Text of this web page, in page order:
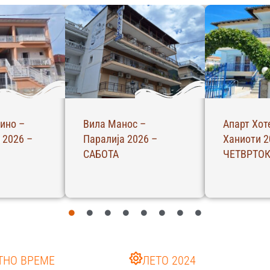
–
–
С – Студио – Ханиоти
2026 – ЧЕТВРТОК
АБ –
Ханиоти
Четврток
ВРЕМЕ ЛЕТО 2024